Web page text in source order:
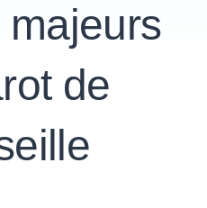
de